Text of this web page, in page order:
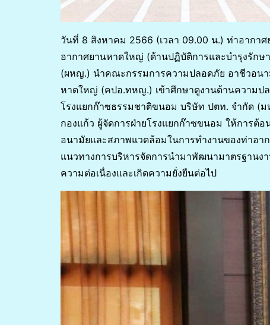
วันที่ 8 สิงหาคม 2566 (เวลา 09.00 น.) ท่าอากา
อากาศยานหาดใหญ่ (ด้านปฏิบัติการและบำรุงรัก
(ผหญ.) นำคณะกรรมการความปลอดภัย อาชีวอน
หาดใหญ่ (คปอ.ทหญ.) เข้าศึกษาดูงานด้านความ
โรงแยกก๊าซธรรมชาติขนอม บริษัท ปตท. จำกัด (
กองแก้ว ผู้จัดการฝ่ายโรงแยกก๊าซขนอม ให้การต้
อนามัยและสภาพแวดล้อมในการทำงานของท่าอา
แนวทางการบริหารจัดการนำมาพัฒนามาตรฐาน
ความต่อเนื่องและเกิดความยั่งยืนต่อไป